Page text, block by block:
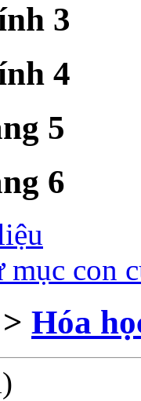
3
4
5
6
mục con
> Hóa